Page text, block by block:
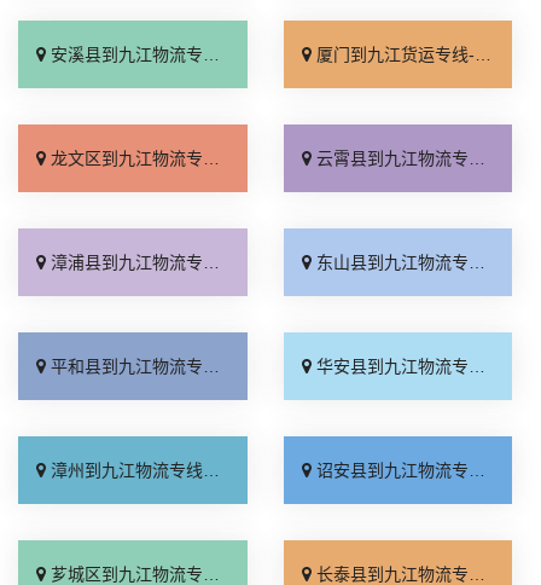
安溪县到九江物流专线_不随意加价「价位合理」 厦门到九江货运专线-厦门到九江物流公司_准时到货「省事省心」
龙文区到九江物流专线_零担配货「直达往返」 云霄县到九江物流专线_诚信经营「准时到货」
漳浦县到九江物流专线_全境到达「合理收费」 东山县到九江物流专线_多少一方「保证时效」
平和县到九江物流专线_托运放心「全境派送」 华安县到九江物流专线_运保时效「整车配货」
漳州到九江物流专线_直达到站「市县派送」 诏安县到九江物流专线_全程无虑「放心物流」
芗城区到九江物流专线_天天发车「直通专线」 长泰县到九江物流专线_收费介绍「全境到达」